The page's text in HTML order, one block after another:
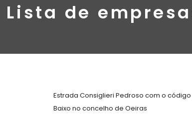
Lista de
Estrada Consiglieri Pedroso com o
Baixo no concelho de Oeiras